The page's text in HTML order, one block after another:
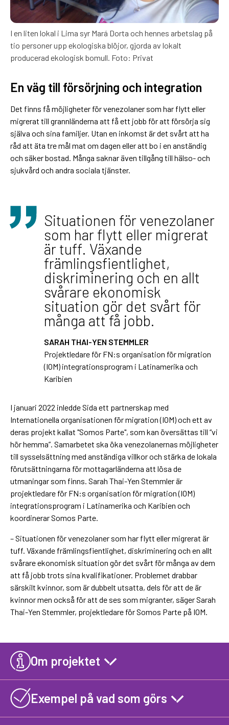
I en liten lokal i Lima syr Mará Dorta och hennes arbetslag på
tio personer upp ekologiska blöjor, gjorda av lokalt
producerad ekologisk bomull. Foto: Privat
En väg till försörjning och integration
Det finns få möjligheter för venezolaner som har flytt eller
migrerat till grannländerna att få ett jobb för att försörja sig
själva och sina familjer. Utan en inkomst är det svårt att ha
råd att äta tre mål mat om dagen eller att bo i en anständig
och säker bostad. Många saknar även tillgång till hälso- och
sjukvård och andra sociala tjänster.
Situationen för venezolaner
som har flytt eller migrerat
är tuff. Växande
främlingsfientlighet,
diskriminering och en allt
svårare ekonomisk
situation gör det svårt för
många att få jobb.
SARAH THAI-YEN STEMMLER
Projektledare för FN:s organisation för migration
(IOM) integrationsprogram i Latinamerika och
Karibien
I januari 2022 inledde Sida ett partnerskap med
Internationella organisationen för migration (IOM) och ett av
deras projekt kallat "Somos Parte", som kan översättas till “vi
hör hemma”. Samarbetet ska öka venezolanernas möjligheter
till sysselsättning med anständiga villkor och stärka de lokala
förutsättningarna för mottagarländerna att lösa de
utmaningar som finns. Sarah Thai-Yen Stemmler är
projektledare för FN:s organisation för migration (IOM)
integrationsprogram i Latinamerika och Karibien och
koordinerar Somos Parte.
– Situationen för venezolaner som har flytt eller migrerat är
tuff. Växande främlingsfientlighet, diskriminering och en allt
svårare ekonomisk situation gör det svårt för många av dem
att få jobb trots sina kvalifikationer. Problemet drabbar
särskilt kvinnor, som är dubbelt utsatta, dels för att de är
kvinnor men också för att de ses som migranter, säger Sarah
Thai-Yen Stemmler, projektledare för Somos Parte på IOM.
Om projektet
Exempel på vad som görs